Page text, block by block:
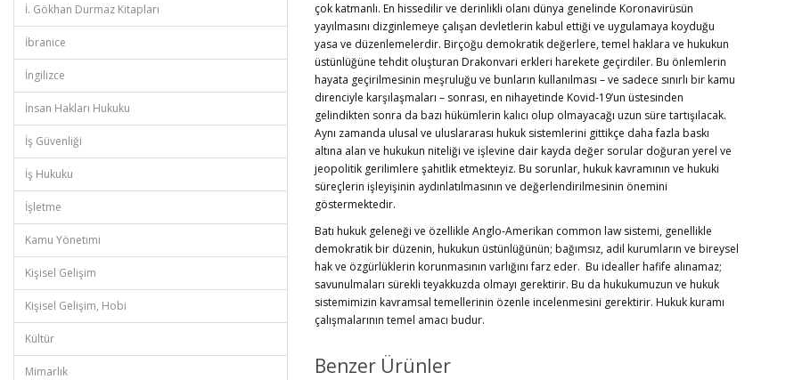
İ. Gökhan Durmaz Kitapları
İbranice
İngilizce
İnsan Hakları Hukuku
İş Güvenliği
İş Hukuku
İşletme
Kamu Yönetimi
Kişisel Gelişim
Kişisel Gelişim, Hobi
Kültür
Mimarlık
çok katmanlı. En hissedilir ve derinlikli olanı dünya genelinde Koronavirüsün
yayılmasını dizginlemeye çalışan devletlerin kabul ettiği ve uygulamaya koyduğu
yasa ve düzenlemelerdir. Birçoğu demokratik değerlere, temel haklara ve hukukun
üstünlüğüne tehdit oluşturan Drakonvari erkleri harekete geçirdiler. Bu önlemlerin
hayata geçirilmesinin meşruluğu ve bunların kullanılması – ve sadece sınırlı bir kamu
direnciyle karşılaşmaları – sonrası, en nihayetinde Kovid-19’un üstesinden
gelindikten sonra da bazı hükümlerin kalıcı olup olmayacağı uzun süre tartışılacak.
Aynı zamanda ulusal ve uluslararası hukuk sistemlerini gittikçe daha fazla baskı
altına alan ve hukukun niteliği ve işlevine dair kayda değer sorular doğuran yerel ve
jeopolitik gerilimlere şahitlik etmekteyiz. Bu sorunlar, hukuk kavramının ve hukuki
süreçlerin işleyişinin aydınlatılmasının ve değerlendirilmesinin önemini
göstermektedir.
Batı hukuk geleneği ve özellikle Anglo-Amerikan common law sistemi, genellikle
demokratik bir düzenin, hukukun üstünlüğünün; bağımsız, adil kurumların ve bireysel
hak ve özgürlüklerin korunmasının varlığını farz eder. Bu idealler hafife alınamaz;
savunulmaları sürekli teyakkuzda olmayı gerektirir. Bu da hukukumuzun ve hukuk
sistemimizin kavramsal temellerinin özenle incelenmesini gerektirir. Hukuk kuramı
çalışmalarının temel amacı budur.
Benzer Ürünler